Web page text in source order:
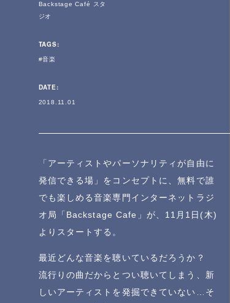
Backstage Café スタ
ジオ
TAGS:
音楽
DATE:
2018.11.01
「アーティストやパーソナリティが自由に
発信できる場」をコンセプトに、無料で誰
でも楽しめる音楽専門インターネットラジ
オ局「Backstage Cafe」が、11月1日(木)
よりスタートする。
最近どんな音楽を聴いているだろうか？
流行りの曲だからとつい聴いてしまう、新
しいアーティストを発掘できていない…そ